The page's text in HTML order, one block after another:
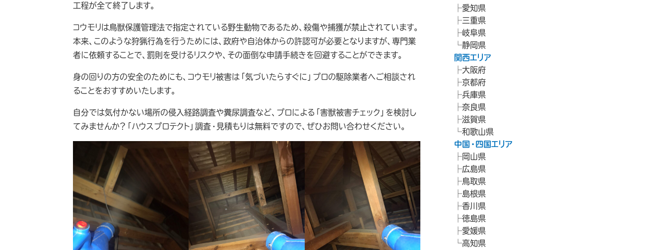
工程が全て終了します。
コウモリは鳥獣保護管理法で指定されている野生動物であるため、殺傷や捕獲が禁止されています。
本来、このような狩猟行為を行うためには、政府や自治体からの許認可が必要となりますが、専門業
者に依頼することで、罰則を受けるリスクや、その面倒な申請手続きを回避することができます。
身の回りの方の安全のためにも、コウモリ被害は「気づいたらすぐに」プロの駆除業者へご相談され
ることをおすすめいたします。
自分では気付かない場所の侵入経路調査や糞尿調査など、プロによる「害獣被害チェック」を検討し
てみませんか？「ハウスプロテクト」調査・見積もりは無料ですので、ぜひお問い合わせください。
愛知県
三重県
岐阜県
静岡県
関西エリア
大阪府
京都府
兵庫県
奈良県
滋賀県
和歌山県
中国・四国エリア
岡山県
広島県
鳥取県
島根県
香川県
徳島県
愛媛県
高知県